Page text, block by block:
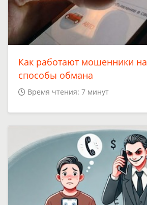
Как работают мошенники
способы обмана
Время чтения: 7 минут